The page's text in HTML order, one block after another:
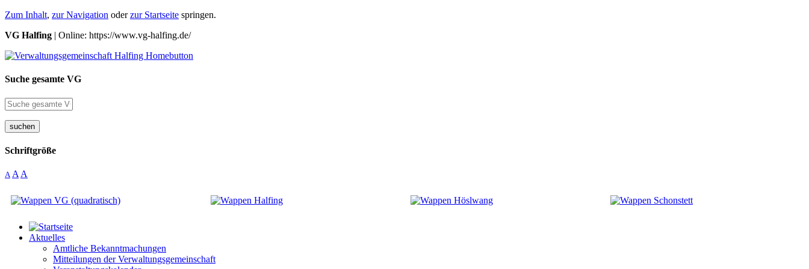
Zum Inhalt, zur Navigation oderzur Startseite springen.
VG Halfing | Online: https://www.vg-halfing.de/
Suche gesamte VG
suchen
Schriftgröße
A A A
Aktuelles
Amtliche Bekanntmachungen
Mitteilungen der Verwaltungsgemeinschaft